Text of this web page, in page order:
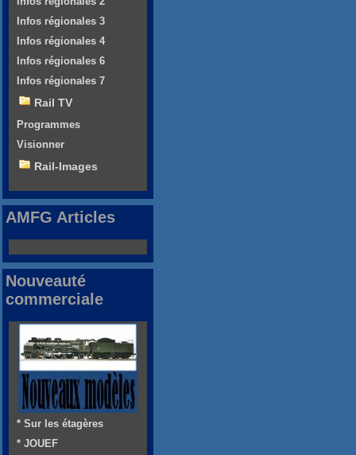
Infos régionales 3
Infos régionales 4
Infos régionales 6
Infos régionales 7
Rail TV
Programmes
Visionner
Rail-Images
AMFG Articles
Nouveauté
commerciale
* Sur les étagères
* JOUEF